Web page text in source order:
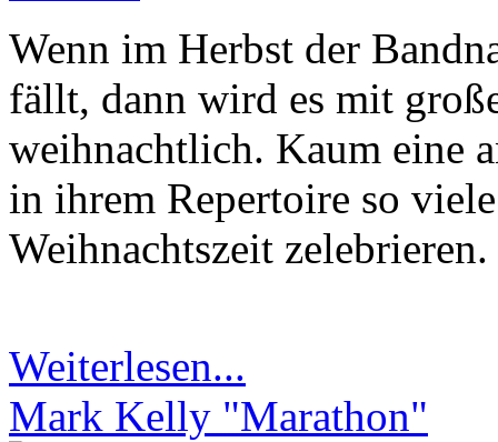
Wenn im Herbst der
fällt, dann wird es mit
weihnachtlich. Kaum eine
in ihrem Repertoire so
Weihnachtszeit zelebrieren.
Weiterlesen...
Mark Kelly "Marathon"